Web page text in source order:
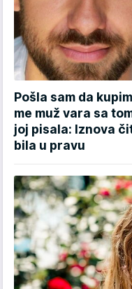
Pošla sam da
me muž vara sa
joj pisala: Iznova
bila u pravu